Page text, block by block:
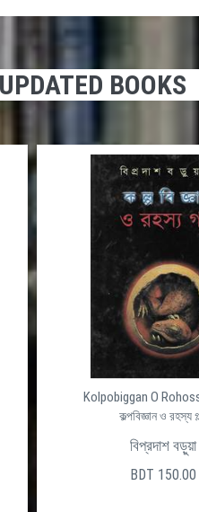
BOOKS
Kolpobiggan O
কল্পবিজ্ঞান ও রহস্য
বিপ্রদাশ বড়ুয়া
BDT 150.00